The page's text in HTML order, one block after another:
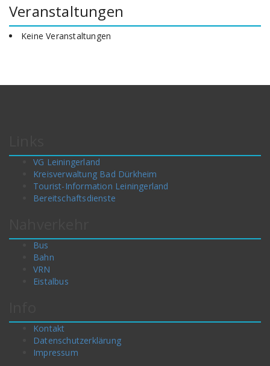
Veranstaltungen
Keine Veranstaltungen
VG Leiningerland
Kreisverwaltung Bad Dürkheim
Tourist-Information Leiningerland
Bereitschaftsdienste
Bus
Bahn
VRN
Eistalbus
Kontakt
Datenschutzerklärung
Impressum